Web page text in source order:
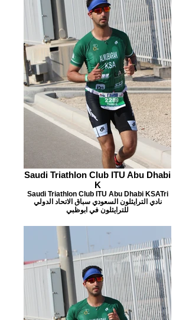
Saudi Triathlon Club ITU Abu Dhabi
K
Saudi Triathlon Club ITU Abu Dhabi KSATri
نادي الترايثلون السعودي سباق الاتحاد الدولي
للترايثلون في ابوظبي